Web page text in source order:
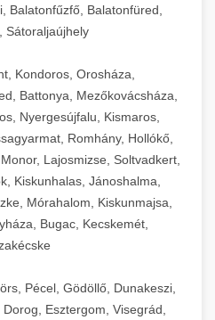
Balatonfűzfő, Balatonfüred,
Sátoraljaújhely
Kondoros, Orosháza,
Battonya, Mezőkovácsháza,
Nyergesújfalu, Kismaros,
Romhány, Hollókő,
Lajosmizse, Soltvadkert,
Kiskunhalas, Jánoshalma,
Mórahalom, Kiskunmajsa,
Bugac, Kecskemét,
Pécel, Gödöllő, Dunakeszi,
Esztergom, Visegrád,